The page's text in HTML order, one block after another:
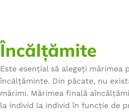
Încălțămite
Este esențial să alegeți mărimea
încălțăminte. Din păcate, nu
mărimi. Mărimea finală
la individ la individ în funcție de